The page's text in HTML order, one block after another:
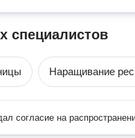
специалистов
Наращивание
согласие на